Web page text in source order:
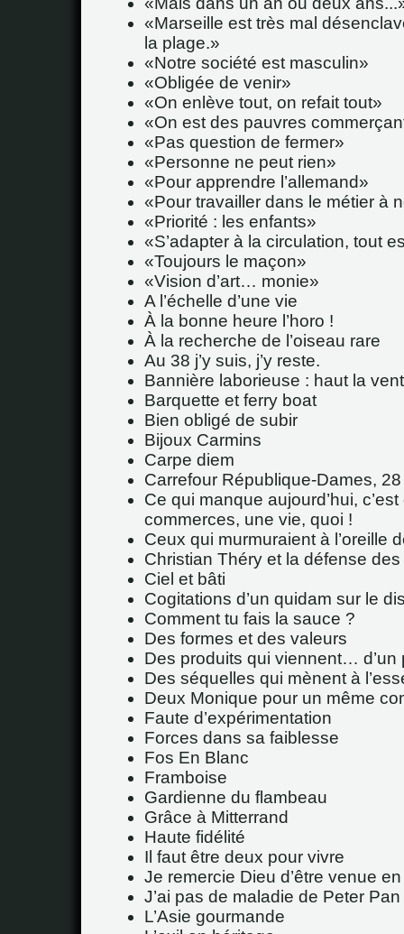
Marseille est très mal
la plage.
Notre société est masculin
Obligée de venir
On enlève tout, on refait tout
On est des pauvres
Pas question de fermer
Personne ne peut rien
Pour apprendre l’allemand
Pour travailler dans le métier à
Priorité : les enfants
S’adapter à la circulation, tout
Toujours le maçon
Vision d’art… monie
A l’échelle d’une vie
À la bonne heure l’horo !
À la recherche de l’oiseau rare
Au 38 j’y suis, j’y reste.
Bannière laborieuse : haut la
Barquette et ferry boat
Bien obligé de subir
Bijoux Carmins
Carpe diem
Carrefour République-Dames,
Ce qui manque aujourd’hui, c’est
commerces, une vie, quoi !
Ceux qui murmuraient à l’oreille
Christian Théry et la défense
Ciel et bâti
Cogitations d’un quidam sur le
Comment tu fais la sauce ?
Des formes et des valeurs
Des produits qui viennent… d’un
Des séquelles qui mènent à
Deux Monique pour un même
Faute d’expérimentation
Forces dans sa faiblesse
Fos En Blanc
Framboise
Gardienne du flambeau
Grâce à Mitterrand
Haute fidélité
Il faut être deux pour vivre
Je remercie Dieu d’être venue
J’ai pas de maladie de Peter Pan
L’Asie gourmande